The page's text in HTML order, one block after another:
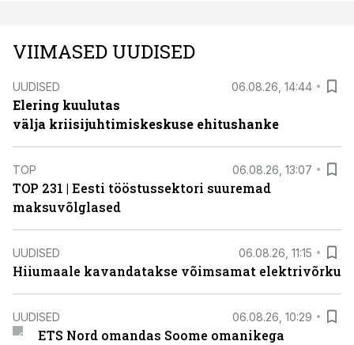
VIIMASED UUDISED
UUDISED 06.08.26, 14:44
Elering kuulutas
välja kriisijuhtimiskeskuse ehitushanke
TOP 06.08.26, 13:07
TOP 231 | Eesti tööstussektori suuremad
maksuvõlglased
UUDISED 06.08.26, 11:15
Hiiumaale kavandatakse võimsamat elektrivõrku
UUDISED 06.08.26, 10:29
ETS Nord omandas Soome omanikega